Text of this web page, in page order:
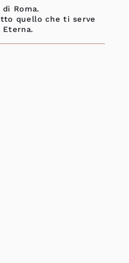
Roma.
quello che ti serve